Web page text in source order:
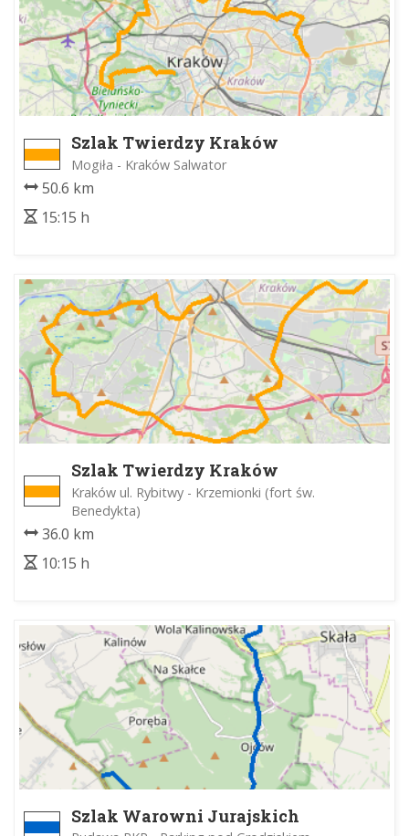
Szlak Twierdzy Kraków
Mogiła - Kraków Salwator
50.6 km
15:15 h
Szlak Twierdzy Kraków
Kraków ul. Rybitwy - Krzemionki (fort św.
Benedykta)
36.0 km
10:15 h
Szlak Warowni Jurajskich